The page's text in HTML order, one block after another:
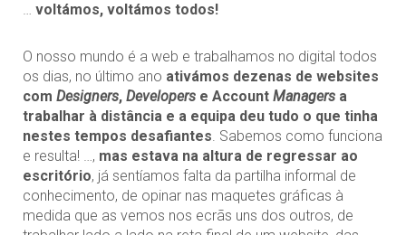
… voltámos, voltámos todos!
O nosso mundo é a web e trabalhamos no digital todos
os dias, no último ano ativámos dezenas de websites
com Designers, Developers e Account Managers a
trabalhar à distância e a equipa deu tudo o que tinha
nestes tempos desafiantes. Sabemos como funciona
e resulta! …, mas estava na altura de regressar ao
escritório, já sentíamos falta da partilha informal de
conhecimento, de opinar nas maquetes gráficas à
medida que as vemos nos ecrãs uns dos outros, de